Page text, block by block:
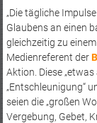
„Die tägliche
Glaubens an einen
gleichzeitig zu
Medienreferent der
Aktion. Diese
„Entschleunigung“
seien die „großen
Vergebung, Gebet,